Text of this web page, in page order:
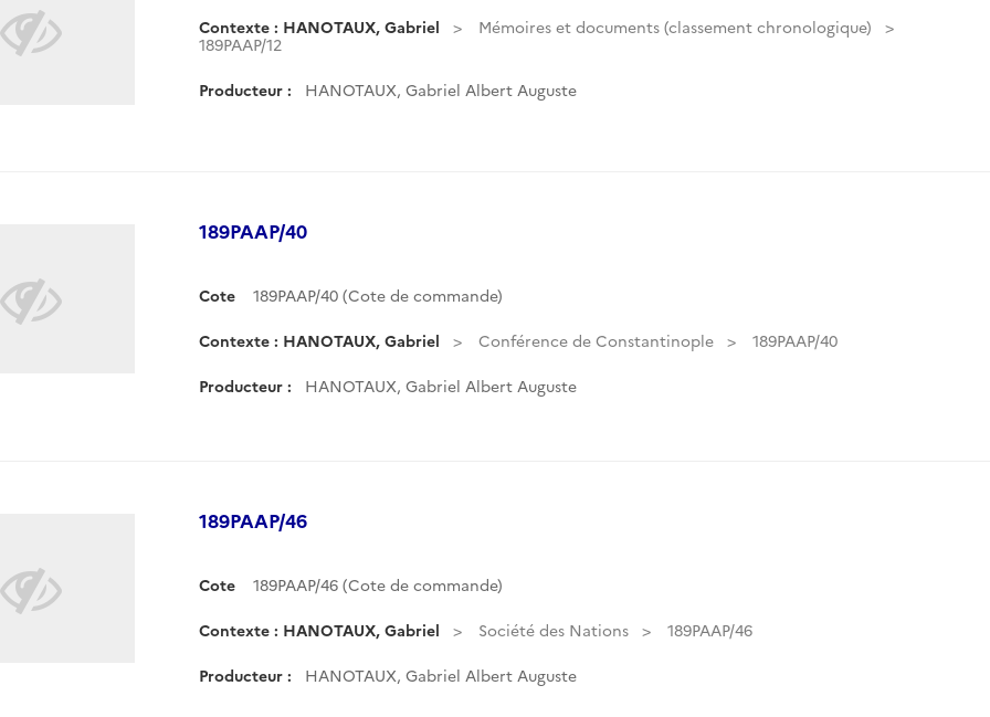
Contexte : HANOTAUX, Gabriel
Mémoires et documents (classement chronologique)
189PAAP/12
Producteur : HANOTAUX, Gabriel Albert Auguste
189PAAP/40
Cote 189PAAP/40 (Cote de commande)
Contexte : HANOTAUX, Gabriel Conférence de Constantinople 189PAAP/40
Producteur : HANOTAUX, Gabriel Albert Auguste
189PAAP/46
Cote 189PAAP/46 (Cote de commande)
Contexte : HANOTAUX, Gabriel Société des Nations 189PAAP/46
Producteur : HANOTAUX, Gabriel Albert Auguste